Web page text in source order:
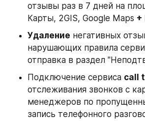
отзывы раз в 7 дней на
Карты, 2GIS, Google Maps +
Удаление негативных
нарушающих правила
отправка в раздел
Подключение сервиса call
отслеживания звонков с
менеджеров по
запись телефонного